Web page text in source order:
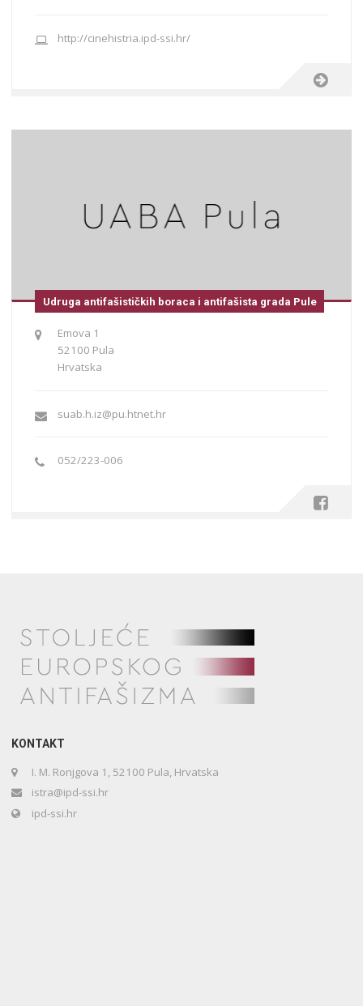
http://cinehistria.ipd-ssi.hr/
Emova 1
52100 Pula
Hrvatska
suab.h.iz@pu.htnet.hr
052/223-006
Udruga antifašističkih boraca i antifašista grada Pule
KONTAKT
I. M. Ronjgova 1, 52100 Pula, Hrvatska
istra@ipd-ssi.hr
ipd-ssi.hr